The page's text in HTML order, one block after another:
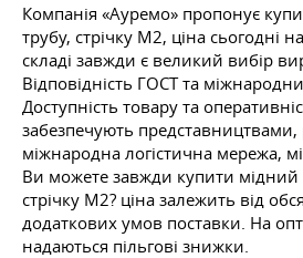
Компанія «Ауремо» пропонує
трубу, стрічку М2, ціна сьогодні
складі завжди є великий вибір
Відповідність ГОСТ та
Доступність товару та
забезпечують
міжнародна логістична мережа,
Ви можете завжди купити мідний
стрічку М2? ціна залежить від
додаткових умов поставки. На
надаються пільгові знижки.